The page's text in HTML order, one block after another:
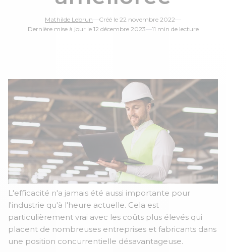
Mathilde Lebrun—Créé le 22 novembre 2022—
Dernière mise à jour le 12 décembre 2023—11 min de lecture
L'efficacité n'a jamais été aussi importante pour
l'industrie qu'à l'heure actuelle. Cela est
particulièrement vrai avec les coûts plus élevés qui
placent de nombreuses entreprises et fabricants dans
une position concurrentielle désavantageuse.